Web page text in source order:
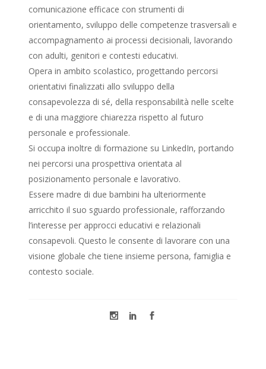
comunicazione efficace con strumenti di
orientamento, sviluppo delle competenze trasversali e
accompagnamento ai processi decisionali, lavorando
con adulti, genitori e contesti educativi.
Opera in ambito scolastico, progettando percorsi
orientativi finalizzati allo sviluppo della
consapevolezza di sé, della responsabilità nelle scelte
e di una maggiore chiarezza rispetto al futuro
personale e professionale.
Si occupa inoltre di formazione su LinkedIn, portando
nei percorsi una prospettiva orientata al
posizionamento personale e lavorativo.
Essere madre di due bambini ha ulteriormente
arricchito il suo sguardo professionale, rafforzando
l’interesse per approcci educativi e relazionali
consapevoli. Questo le consente di lavorare con una
visione globale che tiene insieme persona, famiglia e
contesto sociale.